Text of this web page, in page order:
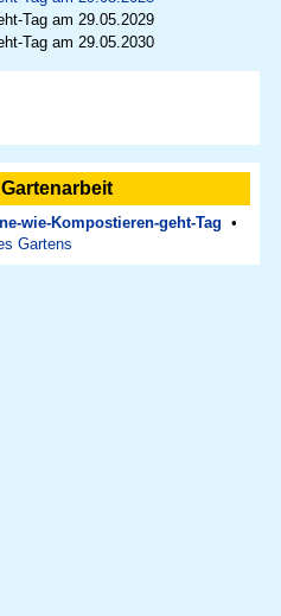
Tag am 29.05.2029
Tag am 29.05.2030
wie-Kompostieren-geht-Tag •
Gartens